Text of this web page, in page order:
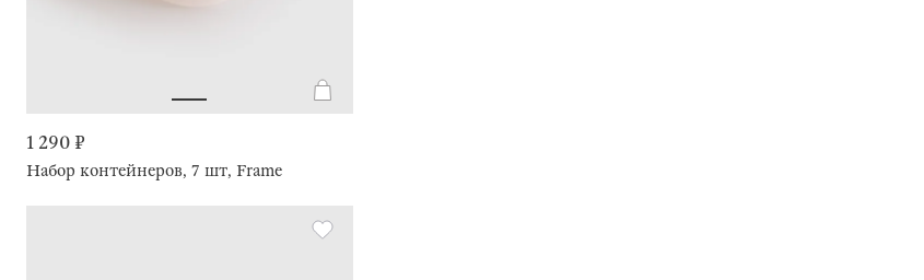
1 290 ₽
Набор контейнеров, 7 шт, Frame